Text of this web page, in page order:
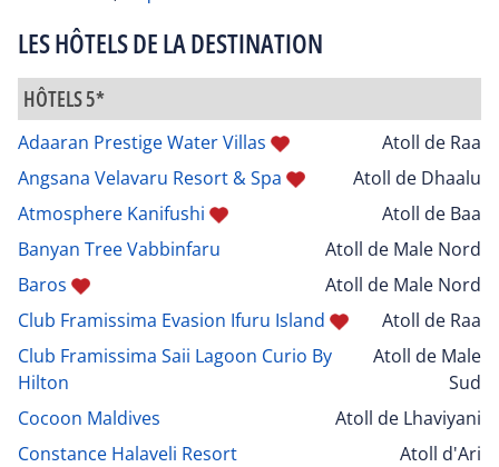
LES HÔTELS DE LA DESTINATION
HÔTELS 5*
Adaaran Prestige Water Villas
Atoll de Raa
Angsana Velavaru Resort & Spa
Atoll de Dhaalu
Atmosphere Kanifushi
Atoll de Baa
Banyan Tree Vabbinfaru
Atoll de Male Nord
Baros
Atoll de Male Nord
Club Framissima Evasion Ifuru Island
Atoll de Raa
Club Framissima Saii Lagoon Curio By
Hilton
Atoll de Male
Sud
Cocoon Maldives
Atoll de Lhaviyani
Constance Halaveli Resort
Atoll d'Ari